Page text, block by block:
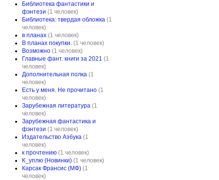
Библиотека фантастики и
фэнтези (1 человек)
Библиотека: твердая обложка (1
человек)
в планах (1 человек)
В планах покупки. (1 человек)
Возможно (1 человек)
Главные фант. книги за 2021 (1
человек)
Дополнительная полка (1
человек)
Есть у меня. Не прочитано (1
человек)
Зарубежная литература (1
человек)
Зарубежная фантастика и
фэнтези (1 человек)
Издательство Азбука (1
человек)
к прочтению (1 человек)
К_уплю (Новинки) (1 человек)
Карсак Франсис (МФ) (1
человек)